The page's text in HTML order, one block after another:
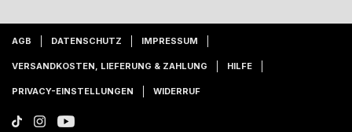
AGB DATENSCHUTZ IMPRESSUM
VERSANDKOSTEN, LIEFERUNG & ZAHLUNG HILFE
PRIVACY-EINSTELLUNGEN WIDERRUF